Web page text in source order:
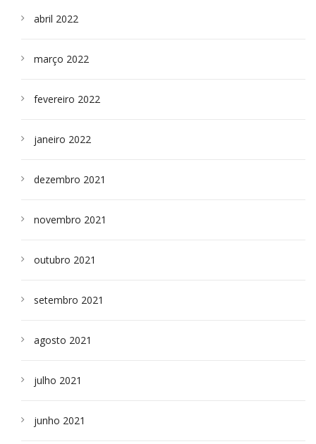
abril 2022
março 2022
fevereiro 2022
janeiro 2022
dezembro 2021
novembro 2021
outubro 2021
setembro 2021
agosto 2021
julho 2021
junho 2021